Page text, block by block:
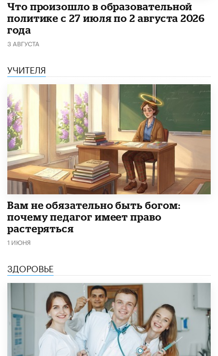
​Что произошло в образовательной
политике с 27 июля по 2 августа 2026
года
3 АВГУСТА
УЧИТЕЛЯ
​Вам не обязательно быть богом:
почему педагог имеет право
растеряться
1 ИЮНЯ
ЗДОРОВЬЕ